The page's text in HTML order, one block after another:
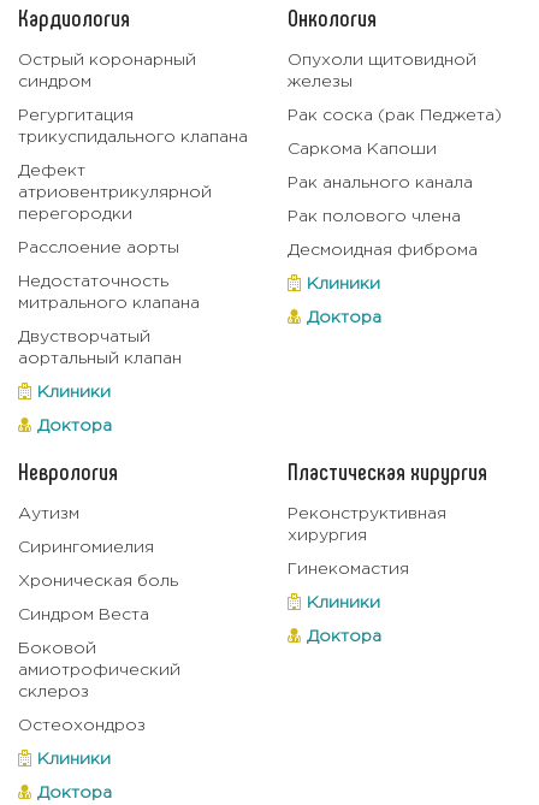
Кардиология
Острый коронарный
синдром
Регургитация
трикуспидального клапана
Дефект
атриовентрикулярной
перегородки
Расслоение аорты
Недостаточность
митрального клапана
Двустворчатый
аортальный клапан
Клиники
Доктора
Онкология
Опухоли щитовидной
железы
Рак соска (рак Педжета)
Саркома Капоши
Рак анального канала
Рак полового члена
Десмоидная фиброма
Клиники
Доктора
Неврология
Аутизм
Сирингомиелия
Хроническая боль
Синдром Веста
Боковой
амиотрофический
склероз
Остеохондроз
Клиники
Доктора
Пластическая хирургия
Реконструктивная
хирургия
Гинекомастия
Клиники
Доктора